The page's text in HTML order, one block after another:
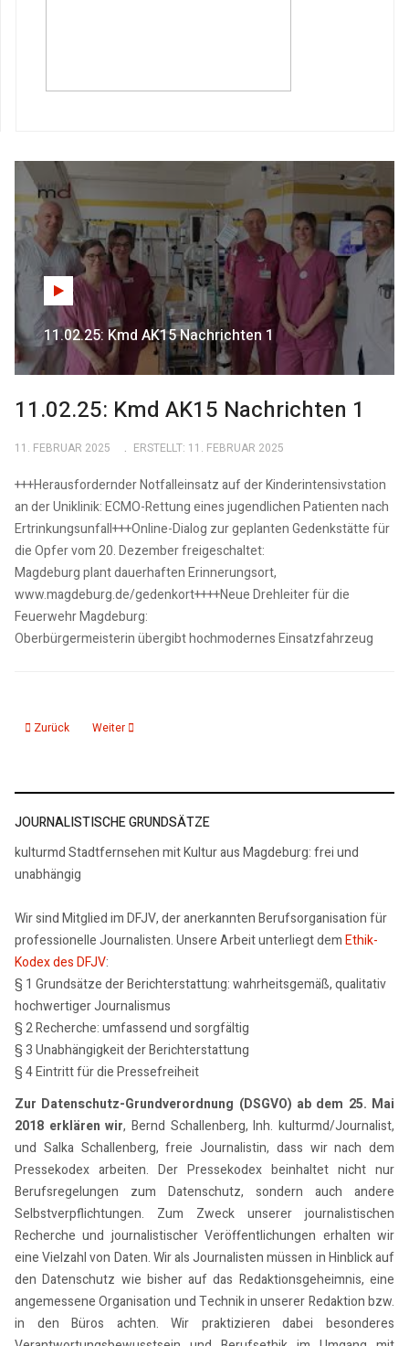
11.02.25: Kmd AK15 Nachrichten 1
11.02.25: Kmd AK15 Nachrichten 1
11. FEBRUAR 2025 ERSTELLT: 11. FEBRUAR 2025
+++Herausfordernder Notfalleinsatz auf der Kinderintensivstation
an der Uniklinik: ECMO-Rettung eines jugendlichen Patienten nach
Ertrinkungsunfall+++Online-Dialog zur geplanten Gedenkstätte für
die Opfer vom 20. Dezember freigeschaltet:
Magdeburg plant dauerhaften Erinnerungsort,
www.magdeburg.de/gedenkort++++Neue Drehleiter für die
Feuerwehr Magdeburg:
Oberbürgermeisterin übergibt hochmodernes Einsatzfahrzeug
Vorheriger Beitrag: 11.02.25: KMD aktuelle 15 Nachrichten 2
Zurück Nächster Beitrag: 10.02.25: Ein Zebrastreifen für die
Weiter
JOURNALISTISCHE GRUNDSÄTZE
kulturmd Stadtfernsehen mit Kultur aus Magdeburg: frei und
unabhängig
Wir sind Mitglied im DFJV, der anerkannten Berufsorganisation für
professionelle Journalisten. Unsere Arbeit unterliegt demEthik-
Kodex des DFJV:
§ 1 Grundsätze der Berichterstattung: wahrheitsgemäß, qualitativ
hochwertiger Journalismus
§ 2 Recherche: umfassend und sorgfältig
§ 3 Unabhängigkeit der Berichterstattung
§ 4 Eintritt für die Pressefreiheit
Zur Datenschutz-Grundverordnung (DSGVO) ab dem 25. Mai
2018 erklären wir, Bernd Schallenberg, Inh. kulturmd/Journalist,
und Salka Schallenberg, freie Journalistin, dass wir nach dem
Pressekodex arbeiten. Der Pressekodex beinhaltet nicht nur
Berufsregelungen zum Datenschutz, sondern auch andere
Selbstverpflichtungen. Zum Zweck unserer journalistischen
Recherche und journalistischer Veröffentlichungen erhalten wir
eine Vielzahl von Daten. Wir als Journalisten müssen in Hinblick auf
den Datenschutz wie bisher auf das Redaktionsgeheimnis, eine
angemessene Organisation und Technik in unserer Redaktion bzw.
in den Büros achten. Wir praktizieren dabei besonderes